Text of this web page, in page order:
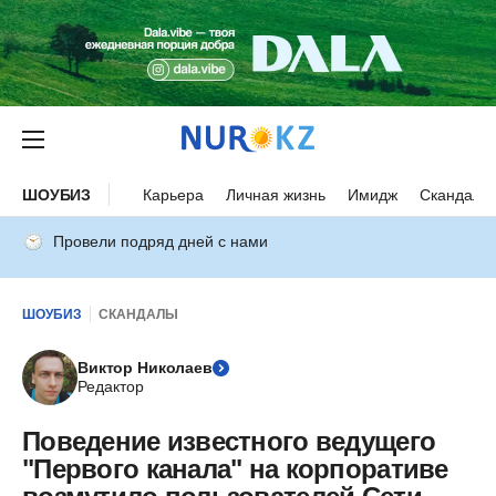
ШОУБИЗ Карьера Личная жизнь Имидж Скандалы
Провели подряд дней с нами
ШОУБИЗ СКАНДАЛЫ
Виктор Николаев
Редактор
Поведение известного ведущего
"Первого канала" на корпоративе